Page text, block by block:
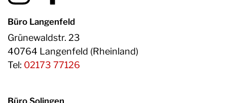
Büro Langenfeld
Grünewaldstr. 23
40764 Langenfeld (Rheinland)
Tel: 02173 77126